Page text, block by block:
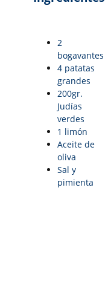
2
bogavantes
4 patatas
grandes
200gr.
Judías
verdes
1 limón
Aceite de
oliva
Sal y
pimienta